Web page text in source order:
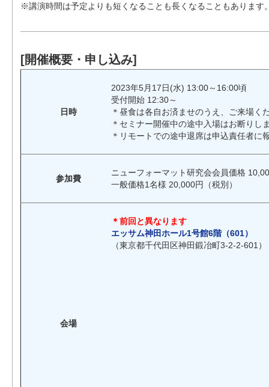
※講演時間は予定よりも短くなることも長くなることもあります
[開催概要・申し込み]
日時
2023年5月17日(水) 13:00～16:00頃
受付開始 12:30～
＊昼食は各自お済ませのうえ、ご来場く
＊セミナー開催中の途中入場はお断りし
＊リモートでの途中退席は申込責任者に
参加費
ニューフォーマット研究会会員価格
一般価格1名様 20,000円（税別）
会場
＊前回と異なります
エッサム神田ホール1号館6階（601）
（東京都千代田区神田鍛冶町3-2-2-601）